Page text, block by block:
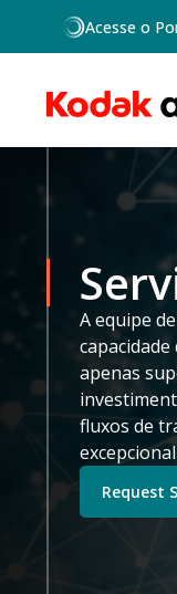
Skip to main content
Acesse o
A equipe
apenas
fluxos de
Request